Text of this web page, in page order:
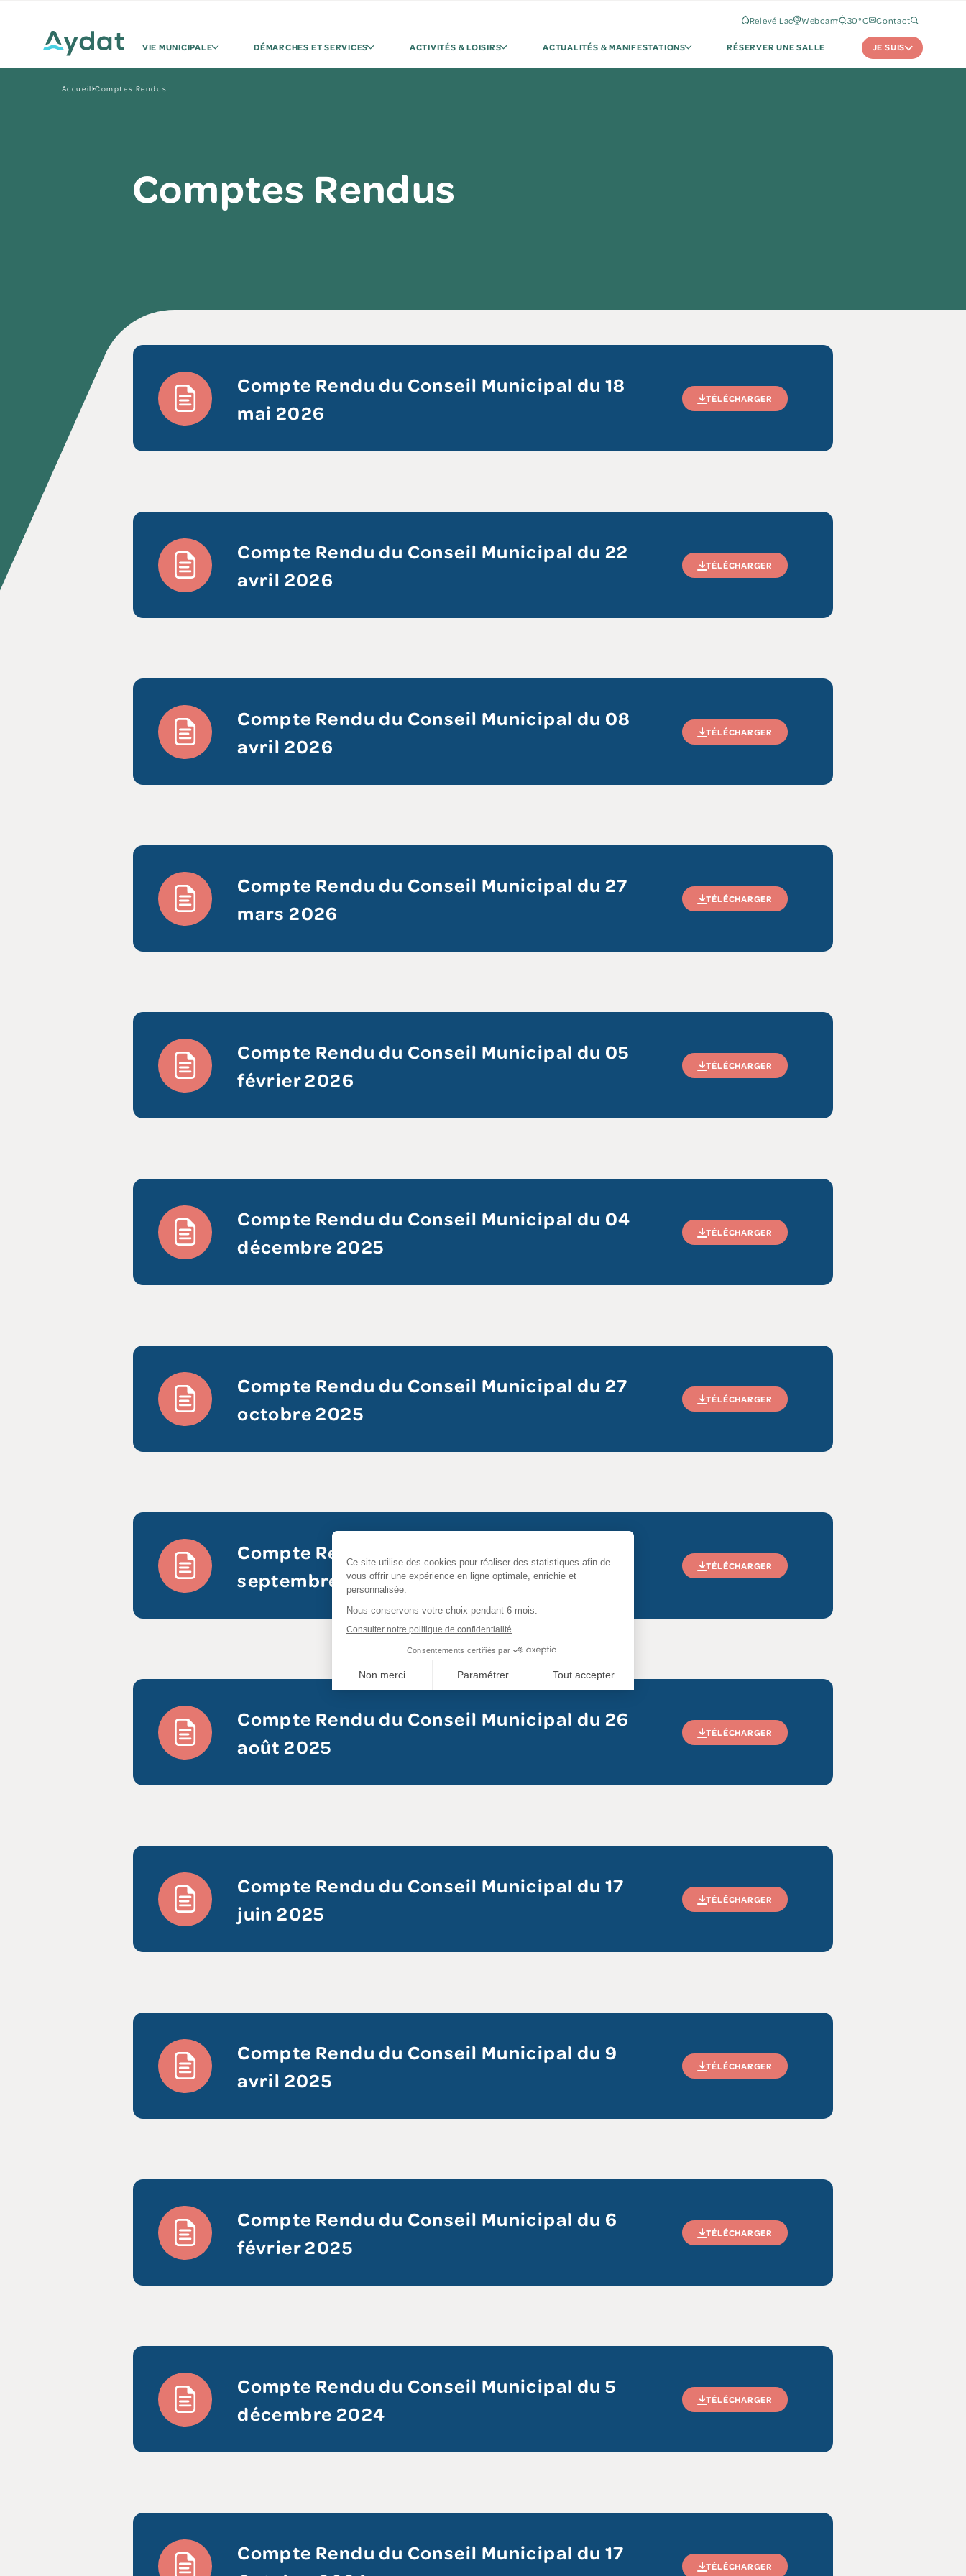
Relevé Lac Webcam 30°C Contact
VIE MUNICIPALE DÉMARCHES ET SERVICES ACTIVITÉS & LOISIRS ACTUALITÉS & MANIFESTATIONS RÉSERVER UNE SALLE JE SUIS
Accueil Comptes Rendus
Comptes Rendus
Compte Rendu du Conseil Municipal du 18
mai 2026
TÉLÉCHARGER
Compte Rendu du Conseil Municipal du 22
avril 2026
TÉLÉCHARGER
Compte Rendu du Conseil Municipal du 08
avril 2026
TÉLÉCHARGER
Compte Rendu du Conseil Municipal du 27
mars 2026
TÉLÉCHARGER
Compte Rendu du Conseil Municipal du 05
février 2026
TÉLÉCHARGER
Compte Rendu du Conseil Municipal du 04
décembre 2025
TÉLÉCHARGER
Compte Rendu du Conseil Municipal du 27
octobre 2025
TÉLÉCHARGER
Compte Rendu du Conseil Municipal du 23
septembre 2025
TÉLÉCHARGER
Compte Rendu du Conseil Municipal du 26
août 2025
TÉLÉCHARGER
Compte Rendu du Conseil Municipal du 17
juin 2025
TÉLÉCHARGER
Compte Rendu du Conseil Municipal du 9
avril 2025
TÉLÉCHARGER
Compte Rendu du Conseil Municipal du 6
février 2025
TÉLÉCHARGER
Compte Rendu du Conseil Municipal du 5
décembre 2024
TÉLÉCHARGER
Compte Rendu du Conseil Municipal du 17
TÉLÉCHARGER